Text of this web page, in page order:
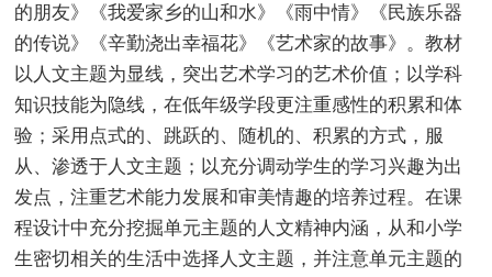
的朋友》《我爱家乡的山和水》《雨中情》《民族乐器
的传说》《辛勤浇出幸福花》《艺术家的故事》。教材
以人文主题为显线，突出艺术学习的艺术价值；以学科
知识技能为隐线，在低年级学段更注重感性的积累和体
验；采用点式的、跳跃的、随机的、积累的方式，服
从、渗透于人文主题；以充分调动学生的学习兴趣为出
发点，注重艺术能力发展和审美情趣的培养过程。在课
程设计中充分挖掘单元主题的人文精神内涵，从和小学
生密切相关的生活中选择人文主题，并注意单元主题的